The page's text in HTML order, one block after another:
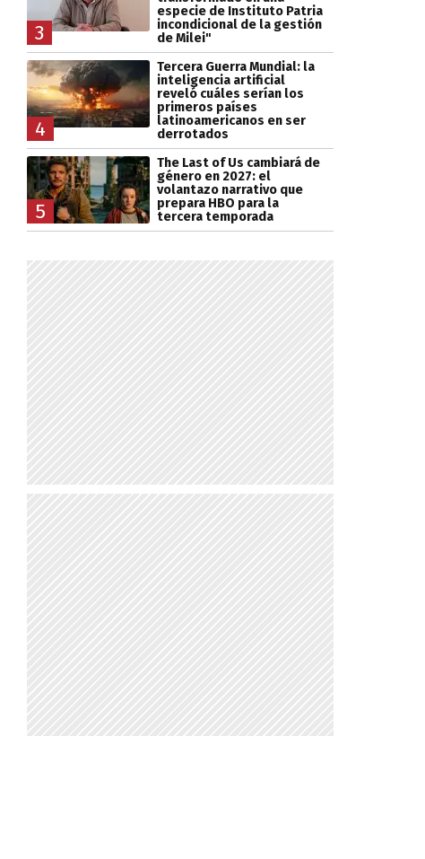
3
especie de Instituto Patria
incondicional de la gestión
de Milei"
4
Tercera Guerra Mundial: la
inteligencia artificial
reveló cuáles serían los
primeros países
latinoamericanos en ser
derrotados
5
The Last of Us cambiará de
género en 2027: el
volantazo narrativo que
prepara HBO para la
tercera temporada